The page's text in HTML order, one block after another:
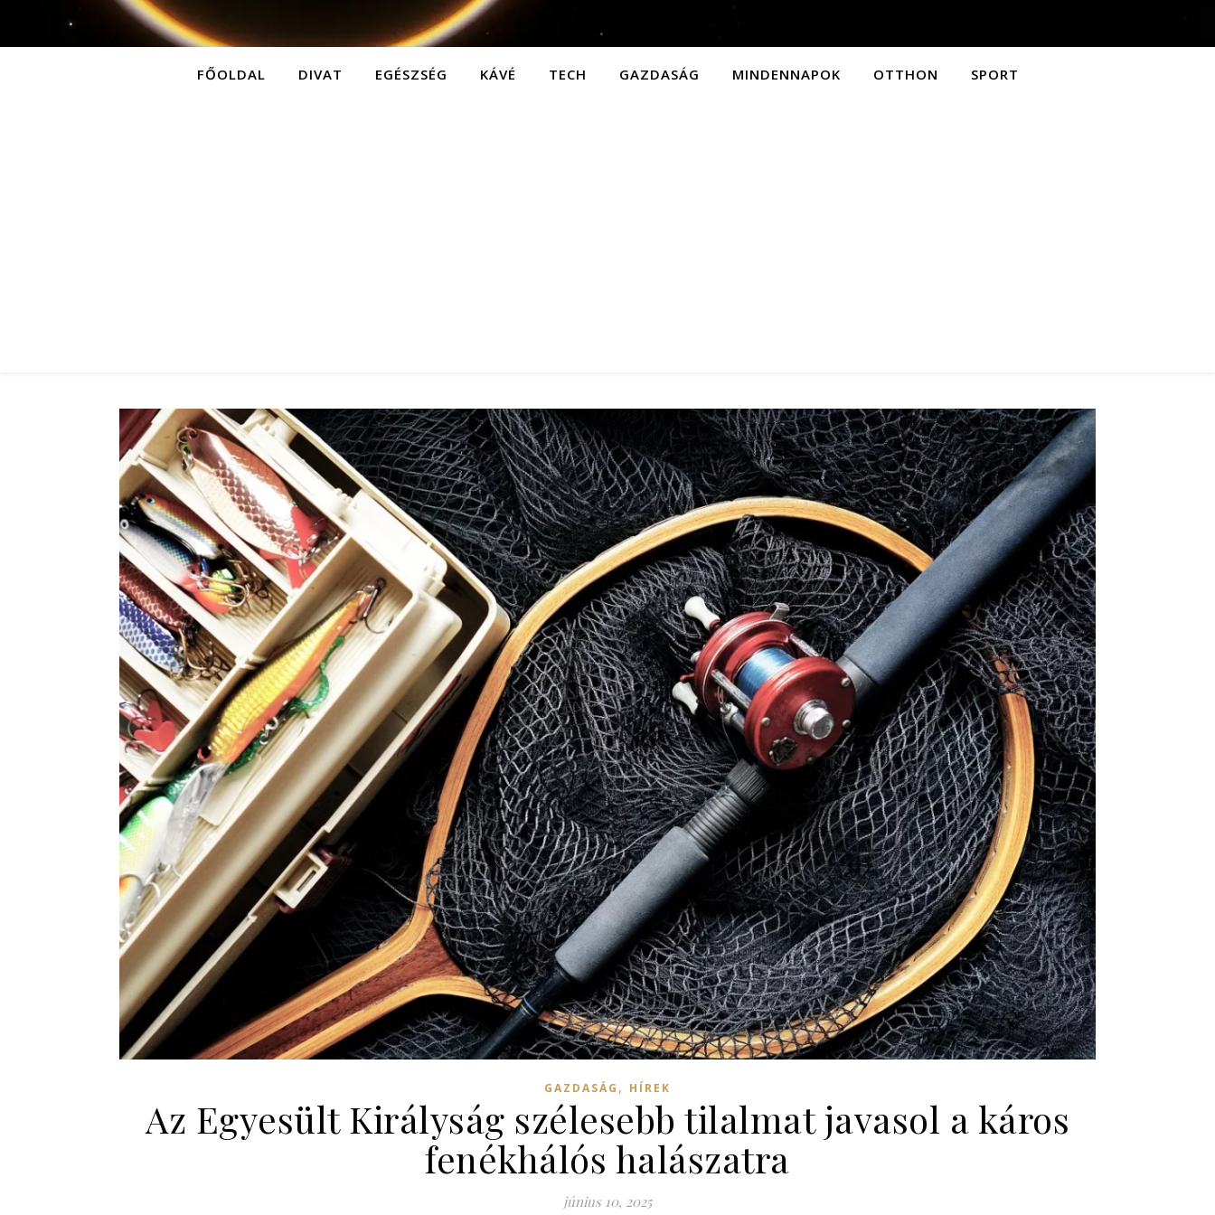
FŐOLDAL DIVAT EGÉSZSÉG KÁVÉ TECH GAZDASÁG MINDENNAPOK OTTHON SPORT
GAZDASÁG , HÍREK
Az Egyesült Királyság szélesebb tilalmat javasol a káros
fenékhálós halászatra
június 10, 2025